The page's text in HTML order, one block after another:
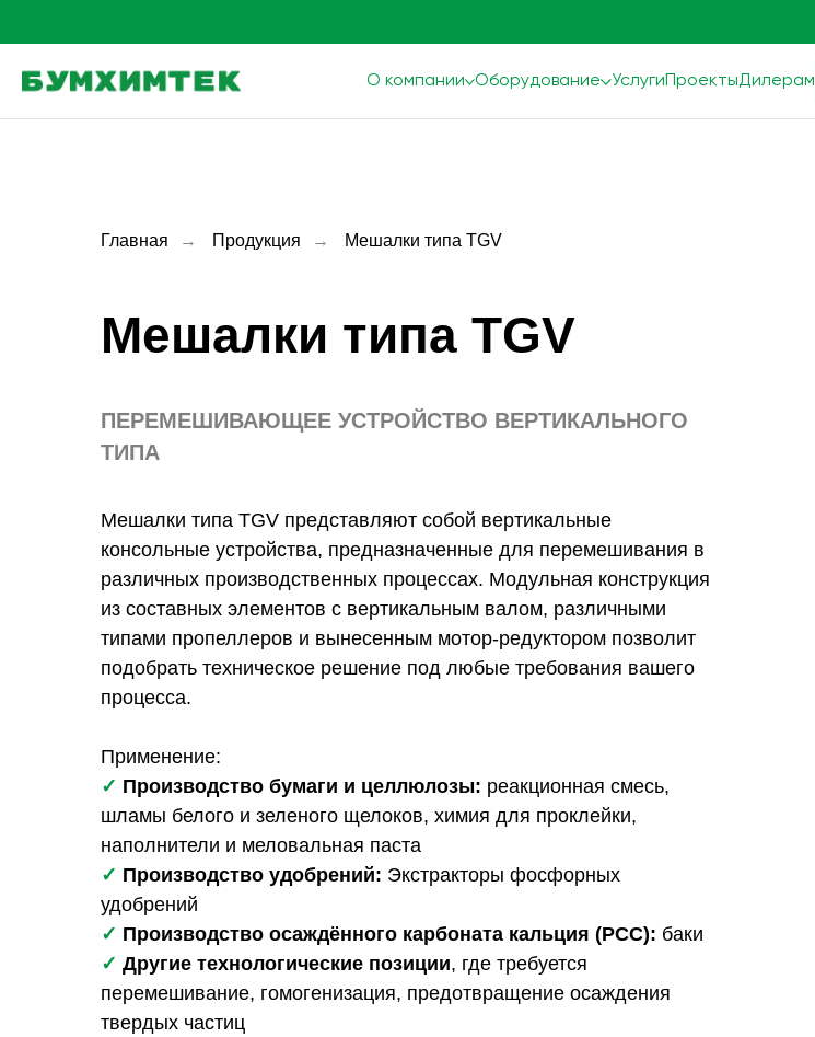
О компании Оборудование Услуги ПроектыДилерам
Главная → Продукция → Мешалки типа TGV
Мешалки типа TGV
ПЕРЕМЕШИВАЮЩЕЕ УСТРОЙСТВО ВЕРТИКАЛЬНОГО
ТИПА
Мешалки типа TGV представляют собой вертикальные
консольные устройства, предназначенные для перемешивания в
различных производственных процессах. Модульная конструкция
из составных элементов с вертикальным валом, различными
типами пропеллеров и вынесенным мотор-редуктором позволит
подобрать техническое решение под любые требования вашего
процесса.
Применение:
✓ Производство бумаги и целлюлозы: реакционная смесь,
шламы белого и зеленого щелоков, химия для проклейки,
наполнители и меловальная паста
✓ Производство удобрений: Экстракторы фосфорных
удобрений
✓ Производство осаждённого карбоната кальция (PCC): баки
✓ Другие технологические позиции, где требуется
перемешивание, гомогенизация, предотвращение осаждения
твердых частиц